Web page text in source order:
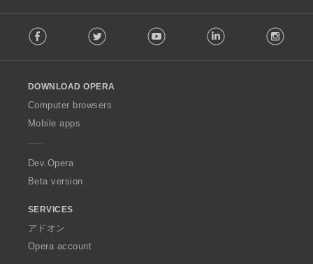
o
w
O
p
a
Facebook Twitter Youtube LinkedIn
DOWNLOAD OPERA
Computer browsers
Mobile apps
Dev.Opera
Beta version
SERVICES
アドオン
Opera account